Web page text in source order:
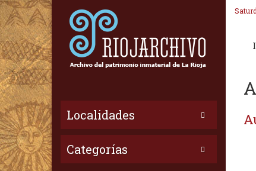
Localidades
Categorías